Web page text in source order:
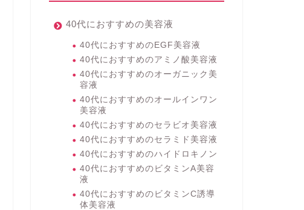
40代におすすめの美容液
40代におすすめのEGF美容液
40代におすすめのアミノ酸美容液
40代におすすめのオーガニック美
容液
40代におすすめのオールインワン
美容液
40代におすすめのセラビオ美容液
40代におすすめのセラミド美容液
40代におすすめのハイドロキノン
40代におすすめのビタミンA美容
液
40代におすすめのビタミンC誘導
体美容液